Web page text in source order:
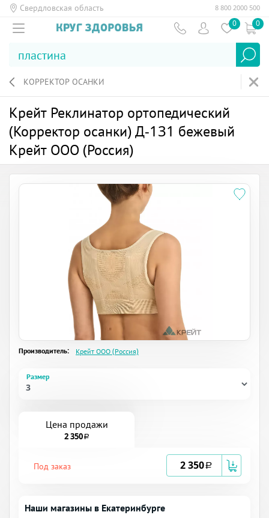
Свердловская область 8 800 2000 500
0 0
КОРРЕКТОР ОСАНКИ
Крейт Реклинатор ортопедический
(Корректор осанки) Д-131 бежевый
Крейт ООО (Россия)
Производитель: Крейт ООО (Россия)
Размер
Цена продажи
2 350a
Под заказ 2 350a
Наши магазины в Екатеринбурге